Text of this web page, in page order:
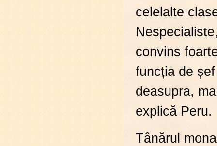
celelalte
convins
funcția de
deasupra,
explică Peru.
Tânărul